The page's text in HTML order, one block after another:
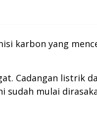
karbon yang
Cadangan listrik
mulai